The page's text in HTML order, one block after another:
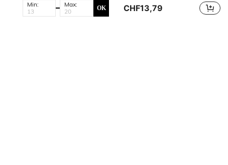
Min: Max: OK CHF13,79